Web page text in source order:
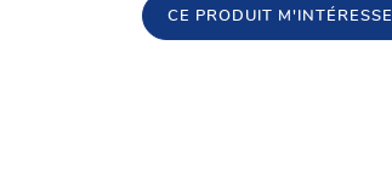
CE PRODUIT M'INTÉRESSE